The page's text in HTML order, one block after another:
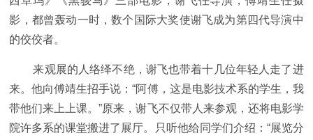
影，都曾轰动一时，数个国际大奖使谢飞成为第四代导演中
的佼佼者。
来观展的人络绎不绝，谢飞也带着十几位年轻人走了进
来。他向傅靖生招手说：“阿傅，这是电影技术系的学生，我
带他们来上上课。”原来，谢飞不仅带人来参观，还将电影学
院许多系的课堂搬进了展厅。只听他给同学们介绍：“展览分